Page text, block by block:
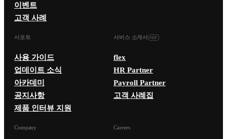
이벤트
고객 사례
서포트
사용 가이드
업데이트 소식
아카데미
공지사항
제품 인터뷰 지원
서비스 소개서
flex
HR Partner
Payroll Partner
고객 사례집
Company Careers